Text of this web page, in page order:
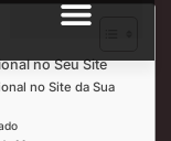
no Seu Site
no Site da Sua